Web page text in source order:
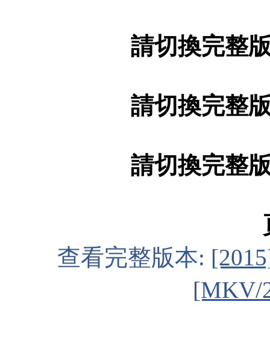
請切換完整
請切換完整
請切換完整
查看完整版本:
[MKV/